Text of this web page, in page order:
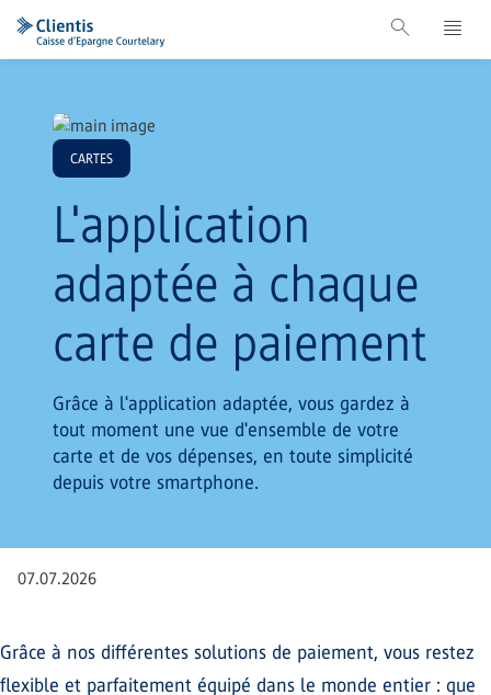
CARTES
L'application
adaptée à chaque
carte de paiement
Grâce à l'application adaptée, vous gardez à
tout moment une vue d'ensemble de votre
carte et de vos dépenses, en toute simplicité
depuis votre smartphone.
07.07.2026
Grâce à nos différentes solutions de paiement, vous restez
flexible et parfaitement équipé dans le monde entier : que